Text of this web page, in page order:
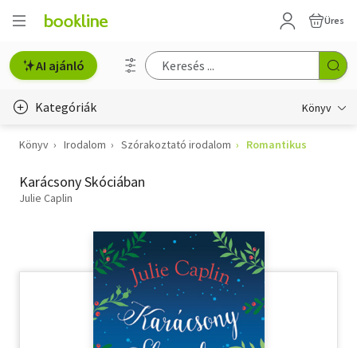
Üres
AI ajánló
Kategóriák Könyv
Életmód, egészség
Erotika
Hobbi, szabadidő
Könyv Irodalom Szórakoztató irodalom Romantikus
Karácsony Skóciában
Julie Caplin